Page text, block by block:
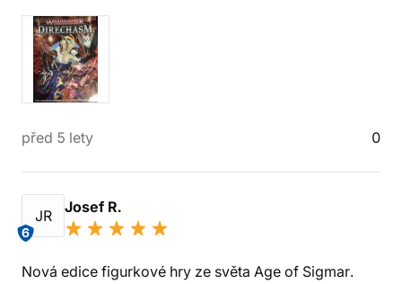
před 5 lety 0
JR
6
Josef R.
Nová edice figurkové hry ze světa Age of Sigmar.